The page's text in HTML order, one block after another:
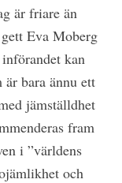
är friare än
Eva Moberg
kan
är bara ännu ett
jämställdhet
fram
i ”världens
och